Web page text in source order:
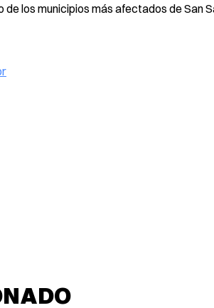
de los municipios más afectados de